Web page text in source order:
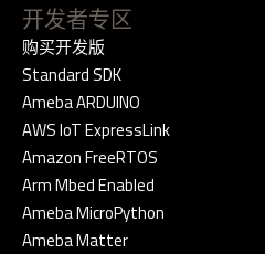
开发者专区
购买开发版
Standard SDK
Ameba ARDUINO
AWS IoT ExpressLink
Amazon FreeRTOS
Arm Mbed Enabled
Ameba MicroPython
Ameba Matter